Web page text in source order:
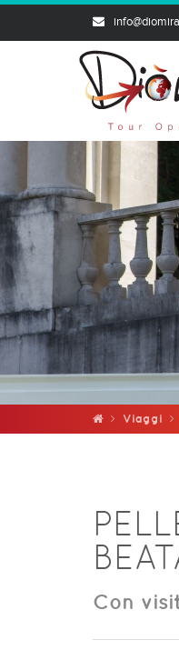
Viaggi
Con